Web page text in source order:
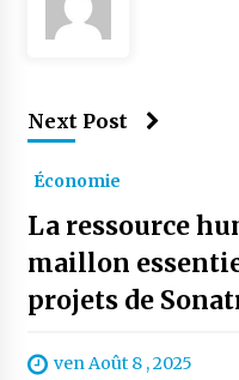
Next Post
Économie
La ressource
maillon
projets de
ven Août 8 , 2025